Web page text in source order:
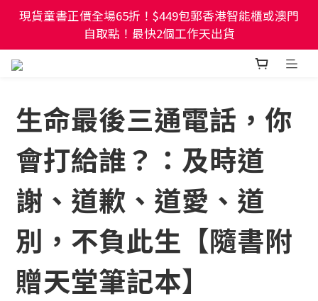
現貨童書正價全場65折！$449包郵香港智能櫃或澳門
自取點！最快2個工作天出貨
現貨童書正價全場65折！$449包郵香港智能櫃或澳門
自取點！最快2個工作天出貨
幼稚園及小學試卷/練習📚任選3件85折🌟5件75折
現貨童書正價全場65折！$449包郵香港智能櫃或澳門
自取點！最快2個工作天出貨
生命最後三通電話，你
會打給誰？：及時道
謝、道歉、道愛、道
別，不負此生【隨書附
贈天堂筆記本】